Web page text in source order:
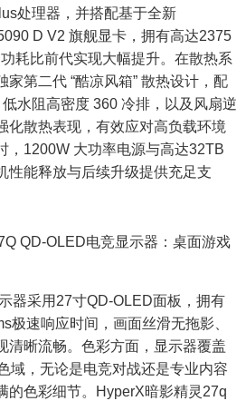
处理器，并搭配基于全新
D V2 旗舰显卡，拥有高达2375
耗比前代实现大幅提升。在散热系
第二代 “酷凉风箱” 散热设计，配
水阻高密度 360 冷排，以及风扇逆
化散热表现，有效应对高负载环境
，1200W 大功率电源与高达32TB
性能释放与后续升级提供充足支
QD-OLED电竞显示器：桌面游戏
器采用27寸QD-OLED面板，拥有
极速响应时间，画面丝滑无拖影、
清晰流畅。色彩方面，显示器覆盖
域，无论是电竞对战还是专业内容
的色彩细节。HyperX暗影精灵27q